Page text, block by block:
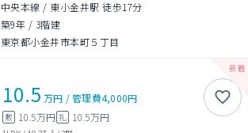
中央本線 / 東小金井駅 徒歩17分
築9年 / 3階建
東京都小金井市本町５丁目
10.5 万円 /管理費4,000円
敷 10.5万円 礼 10.5万円